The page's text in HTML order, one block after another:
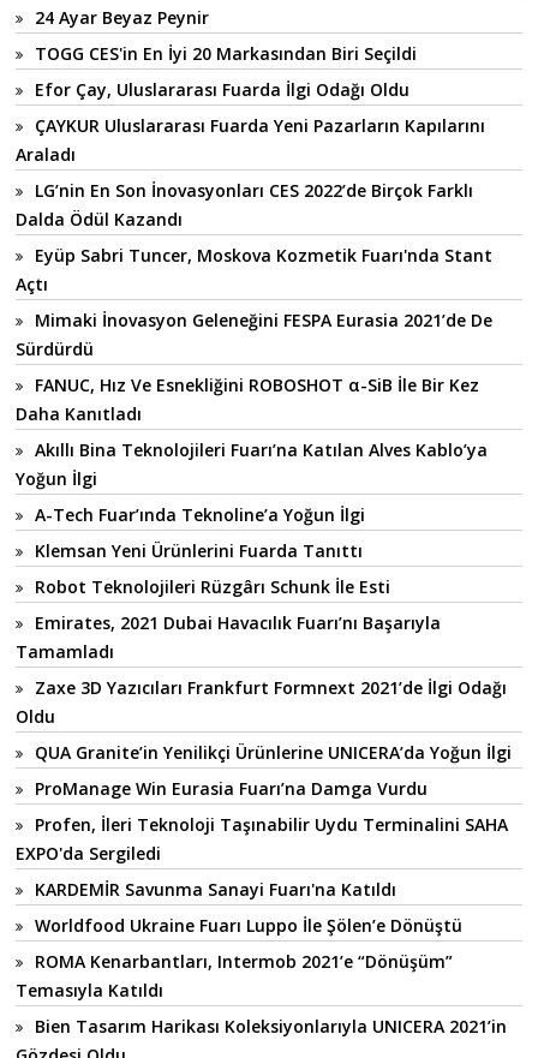
24 Ayar Beyaz Peynir
TOGG CES'in En İyi 20 Markasından Biri Seçildi
Efor Çay, Uluslararası Fuarda İlgi Odağı Oldu
ÇAYKUR Uluslararası Fuarda Yeni Pazarların Kapılarını
Araladı
LG’nin En Son İnovasyonları CES 2022’de Birçok Farklı
Dalda Ödül Kazandı
Eyüp Sabri Tuncer, Moskova Kozmetik Fuarı'nda Stant
Açtı
Mimaki İnovasyon Geleneğini FESPA Eurasia 2021’de De
Sürdürdü
FANUC, Hız Ve Esnekliğini ROBOSHOT α-SiB İle Bir Kez
Daha Kanıtladı
Akıllı Bina Teknolojileri Fuarı’na Katılan Alves Kablo’ya
Yoğun İlgi
A-Tech Fuar’ında Teknoline’a Yoğun İlgi
Klemsan Yeni Ürünlerini Fuarda Tanıttı
Robot Teknolojileri Rüzgârı Schunk İle Esti
Emirates, 2021 Dubai Havacılık Fuarı’nı Başarıyla
Tamamladı
Zaxe 3D Yazıcıları Frankfurt Formnext 2021’de İlgi Odağı
Oldu
QUA Granite’in Yenilikçi Ürünlerine UNICERA’da Yoğun İlgi
ProManage Win Eurasia Fuarı’na Damga Vurdu
Profen, İleri Teknoloji Taşınabilir Uydu Terminalini SAHA
EXPO'da Sergiledi
KARDEMİR Savunma Sanayi Fuarı'na Katıldı
Worldfood Ukraine Fuarı Luppo İle Şölen’e Dönüştü
ROMA Kenarbantları, Intermob 2021’e “Dönüşüm”
Temasıyla Katıldı
Bien Tasarım Harikası Koleksiyonlarıyla UNICERA 2021’in